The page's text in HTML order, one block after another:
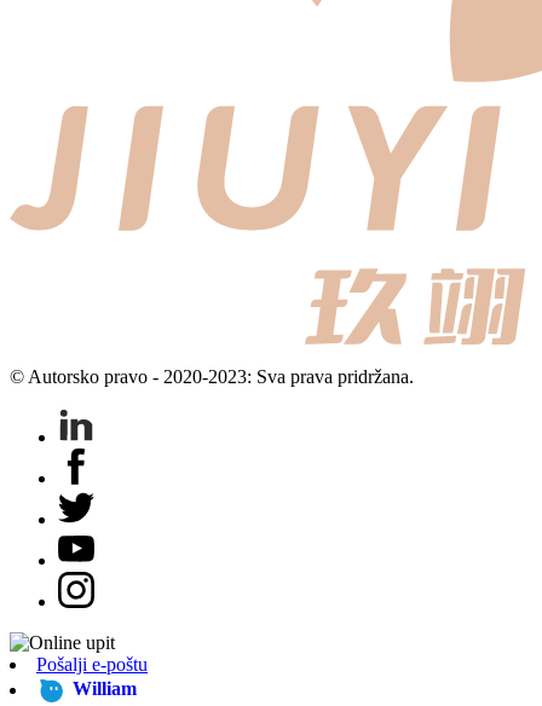
© Autorsko pravo - 2020-2023: Sva prava pridržana.
Pošalji e-poštu
William